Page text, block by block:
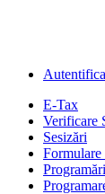
E-Tax
Verificare
Sesizări